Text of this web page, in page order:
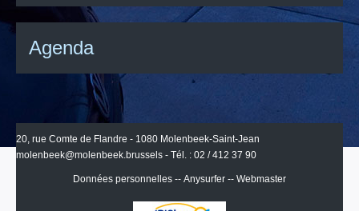
Agenda
20, rue Comte de Flandre - 1080 Molenbeek-Saint-Jean
molenbeek@molenbeek.brussels - Tél. : 02 / 412 37 90
Données personnelles -- Anysurfer -- Webmaster